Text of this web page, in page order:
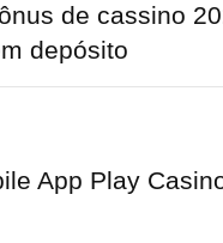
de cassino
depósito
App Play